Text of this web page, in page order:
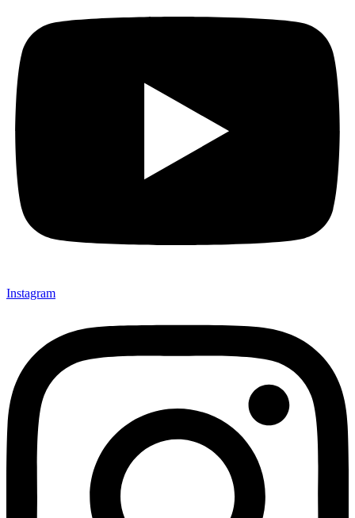
Instagram